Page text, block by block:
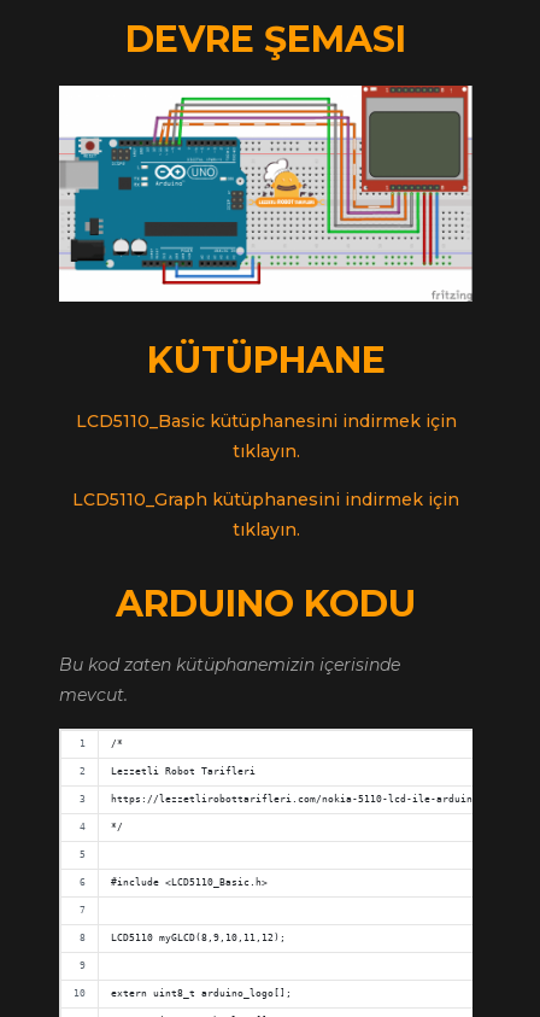
DEVRE ŞEMASI
KÜTÜPHANE
LCD5110_Basic kütüphanesini indirmek için
tıklayın.
LCD5110_Graph kütüphanesini indirmek için
tıklayın.
ARDUINO KODU
Bu kod zaten kütüphanemizin içerisinde
mevcut.
/*
Lezzetli Robot Tarifleri
https://lezzetlirobottarifleri.com/nokia-5110-lcd-ile-arduino-kullanimi-
*/
#include <LCD5110_Basic.h>
LCD5110 myGLCD(8,9,10,11,12);
extern uint8_t arduino_logo[];